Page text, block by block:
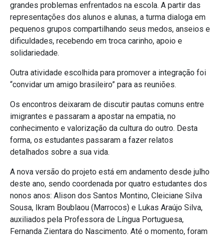
grandes problemas enfrentados na escola. A partir das
representações dos alunos e alunas, a turma dialoga em
pequenos grupos compartilhando seus medos, anseios e
dificuldades, recebendo em troca carinho, apoio e
solidariedade.
Outra atividade escolhida para promover a integração foi
“convidar um amigo brasileiro” para as reuniões.
Os encontros deixaram de discutir pautas comuns entre
imigrantes e passaram a apostar na empatia, no
conhecimento e valorização da cultura do outro. Desta
forma, os estudantes passaram a fazer relatos
detalhados sobre a sua vida.
A nova versão do projeto está em andamento desde julho
deste ano, sendo coordenada por quatro estudantes dos
nonos anos: Alison dos Santos Montino, Cleiciane Silva
Sousa, Ikram Boublaou (Marrocos) e Lukas Araújo Silva,
auxiliados pela Professora de Língua Portuguesa,
Fernanda Zientara do Nascimento. Até o momento, foram